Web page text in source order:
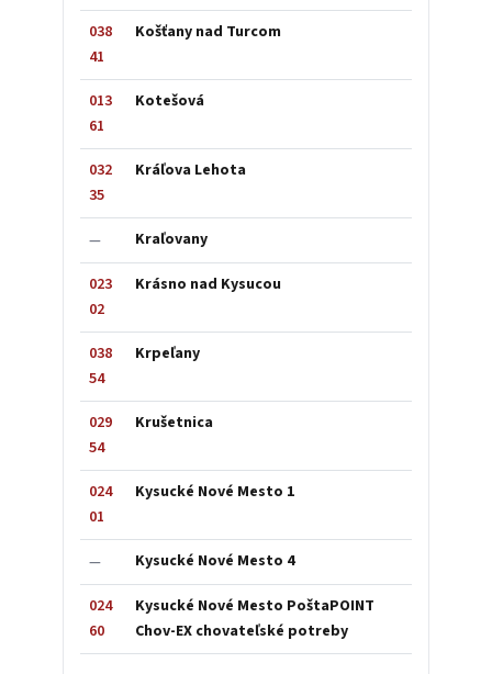
038
41
Košťany nad Turcom
013
61
Kotešová
032
35
Kráľova Lehota
— Kraľovany
023
02
Krásno nad Kysucou
038
54
Krpeľany
029
54
Krušetnica
024
01
Kysucké Nové Mesto 1
— Kysucké Nové Mesto 4
024
60
Kysucké Nové Mesto PoštaPOINT
Chov-EX chovateľské potreby